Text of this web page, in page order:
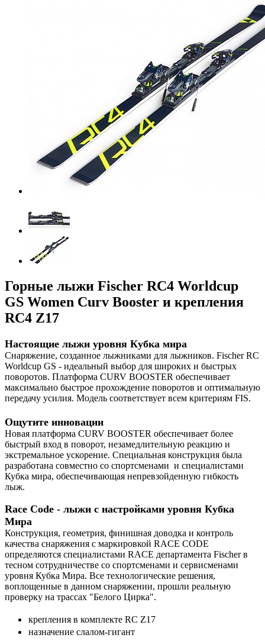
Горные лыжи Fischer RC4 Worldcup
GS Women Curv Booster и крепления
RC4 Z17
Настоящие лыжи уровня Кубка мира
Снаряжение, созданное лыжниками для лыжников. Fischer RC
Worldcup GS - идеальный выбор для широких и быстрых
поворотов. Платформа CURV BOOSTER обеспечивает
максимально быстрое прохождение поворотов и оптимальную
передачу усилия. Модель соответствует всем критериям FIS.
Ощутите инновации
Новая платформа CURV BOOSTER обеспечивает более
быстрый вход в поворот, незамедлительную реакцию и
экстремальное ускорение. Специальная конструкция была
разработана совместно со спортсменами и специалистами
Кубка мира, обеспечивающая непревзойденную гибкость
лыж.
Race Code - лыжи с настройками уровня Кубка
Мира
Конструкция, геометрия, финишная доводка и контроль
качества снаряжения с маркировкой RACE CODE
определяются специалистами RACE департамента Fischer в
тесном сотрудничестве со спортсменами и сервисменами
уровня Кубка Мира. Все технологические решения,
воплощенные в данном снаряжении, прошли реальную
проверку на трассах "Белого Цирка".
крепления в комплекте RC Z17
назначение слалом-гигант